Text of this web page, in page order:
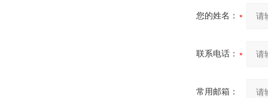
您的姓名：
联系电话：
常用邮箱：